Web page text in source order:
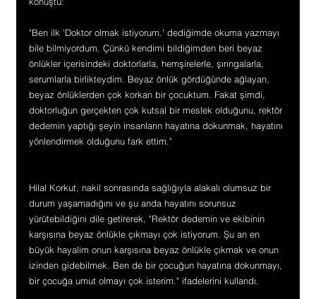
"Ben ilk 'Doktor olmak istiyorum.' dediğimde okuma yazmayı
bile bilmiyordum. Çünkü kendimi bildiğimden beri beyaz
önlükler içerisindeki doktorlarla, hemşirelerle, şırıngalarla,
serumlarla birlikteydim. Beyaz önlük gördüğünde ağlayan,
beyaz önlüklerden çok korkan bir çocuktum. Fakat şimdi,
doktorluğun gerçekten çok kutsal bir meslek olduğunu, rektör
dedemin yaptığı şeyin insanların hayatına dokunmak, hayatını
yönlendirmek olduğunu fark ettim."
Hilal Korkut, nakil sonrasında sağlığıyla alakalı olumsuz bir
durum yaşamadığını ve şu anda hayatını sorunsuz
yürütebildiğini dile getirerek, "Rektör dedemin ve ekibinin
karşısına beyaz önlükle çıkmayı çok istiyorum. Şu an en
büyük hayalim onun karşısına beyaz önlükle çıkmak ve onun
izinden gidebilmek. Ben de bir çocuğun hayatına dokunmayı,
bir çocuğa umut olmayı çok isterim." ifadelerini kullandı.